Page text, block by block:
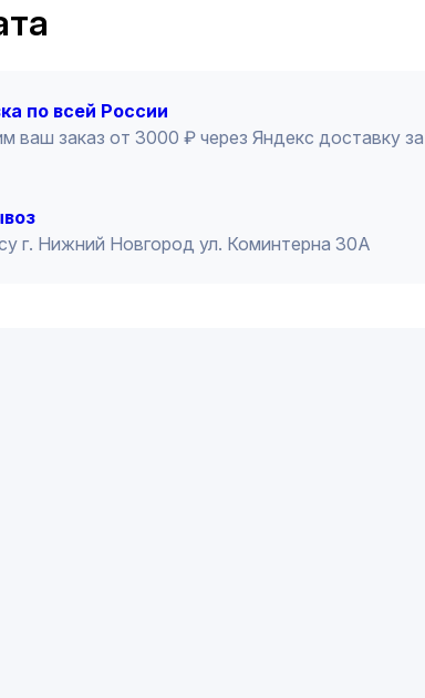
по всей России
ваш заказ от 3000 ₽ через Яндекс доставку
г. Нижний Новгород ул. Коминтерна 30А